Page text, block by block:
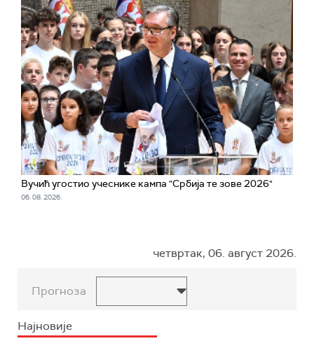
Вучић угостио учеснике кампа "Србија те зове 2026"
06. 08. 2026.
четвртак, 06. август 2026.
Прогноза
Најновије